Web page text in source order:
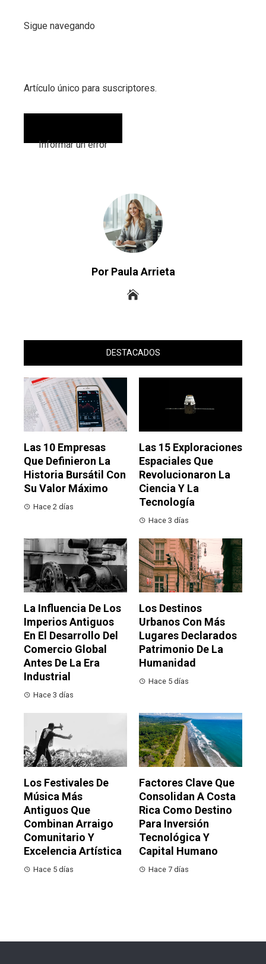
Sigue navegando
Artículo único para suscriptores.
Informar un error
Por Paula Arrieta
DESTACADOS
Las 10 Empresas
Que Definieron La
Historia Bursátil Con
Su Valor Máximo
Hace 2 días
Las 15 Exploraciones
Espaciales Que
Revolucionaron La
Ciencia Y La
Tecnología
Hace 3 días
La Influencia De Los
Imperios Antiguos
En El Desarrollo Del
Comercio Global
Antes De La Era
Industrial
Hace 3 días
Los Destinos
Urbanos Con Más
Lugares Declarados
Patrimonio De La
Humanidad
Hace 5 días
Los Festivales De
Música Más
Antiguos Que
Combinan Arraigo
Comunitario Y
Excelencia Artística
Hace 5 días
Factores Clave Que
Consolidan A Costa
Rica Como Destino
Para Inversión
Tecnológica Y
Capital Humano
Hace 7 días